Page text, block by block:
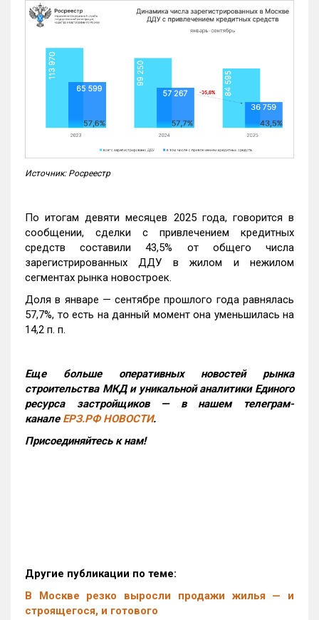
Источник: Росреестр
По итогам девяти месяцев 2025 года, говорится в
сообщении, сделки с привлечением кредитных
средств составили 43,5% от общего числа
зарегистрированных ДДУ в жилом и нежилом
сегментах рынка новостроек.
Доля в январе — сентябре прошлого года равнялась
57,7%, то есть на данный момент она уменьшилась на
14,2 п. п.
Еще больше оперативных новостей рынка
строительства МКД и уникальной аналитики Единого
ресурса застройщиков — в нашем телеграм-
канале ЕРЗ.РФ НОВОСТИ.
Присоединяйтесь к нам!
Другие публикации по теме:
В Москве резко выросли продажи жилья — и
строящегося, и готового